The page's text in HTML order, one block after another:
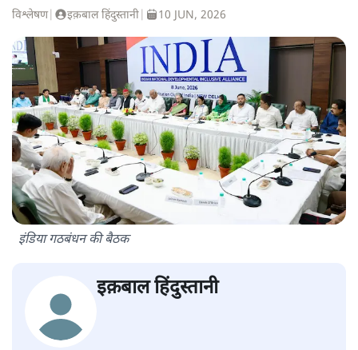
विश्लेषण| इक़बाल हिंदुस्तानी 10 JUN, 2026
इंडिया गठबंधन की बैठक
इक़बाल हिंदुस्तानी